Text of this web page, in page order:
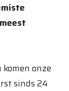
onze
sinds 24